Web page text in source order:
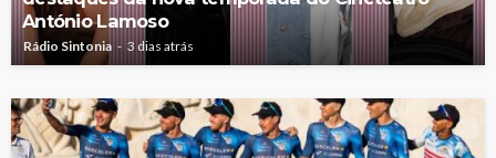
António Lamoso
Rádio Sintonia 3 dias atrás